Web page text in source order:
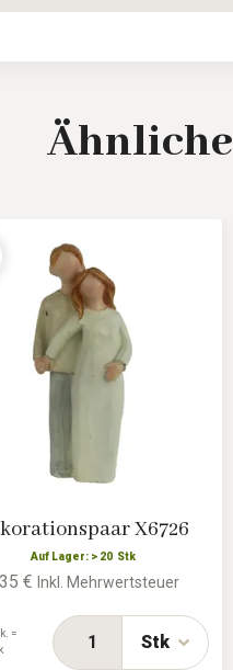
Ähnliche
X6726
Auf Lager: > 20 Stk
€ Inkl. Mehrwertsteuer
Stk
=